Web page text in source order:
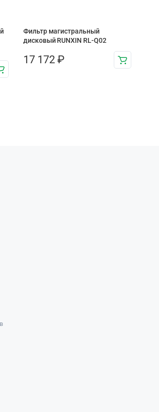
Фильтр магистральный
дисковый RUNXIN RL-Q02
17 172 ₽